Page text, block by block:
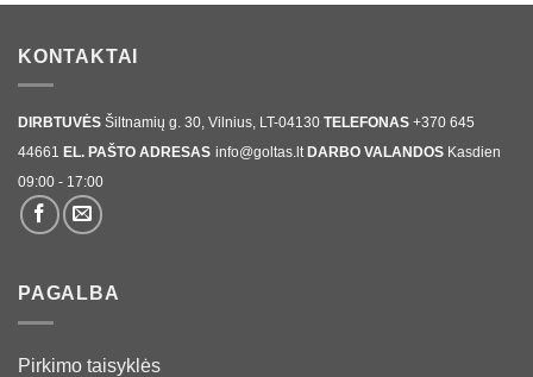
KONTAKTAI
DIRBTUVĖS Šiltnamių g. 30, Vilnius, LT-04130 TELEFONAS +370 645
44661 EL. PAŠTO ADRESAS info@goltas.lt DARBO VALANDOS Kasdien
09:00 - 17:00
PAGALBA
Pirkimo taisyklės